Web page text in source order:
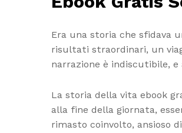
Era una storia che sfidava
risultati straordinari, un
narrazione è indiscutibile,
La storia della vita ebook
alla fine della giornata,
rimasto coinvolto, ansioso